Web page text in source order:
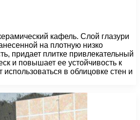
кафель. Слой глазури
на плотную низко
придает плитке привлекательный
и повышает ее устойчивость к
в облицовке стен и